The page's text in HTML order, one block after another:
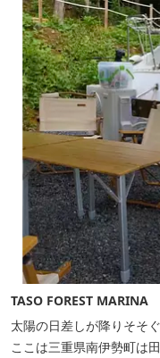
TASO FOREST MARINA
太陽の日差しが降りそそ
ここは三重県南伊勢町は